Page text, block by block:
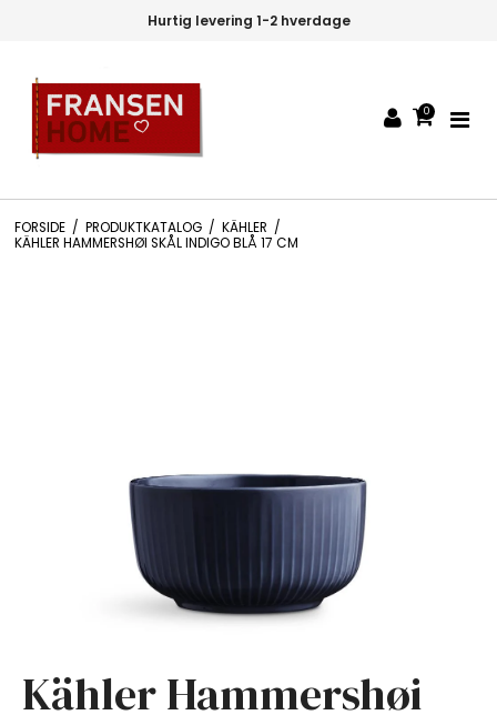
Hurtig levering 1-2 hverdage
0
FORSIDE / PRODUKTKATALOG / KÄHLER /
KÄHLER HAMMERSHØI SKÅL INDIGO BLÅ 17 CM
Kähler Hammershøi